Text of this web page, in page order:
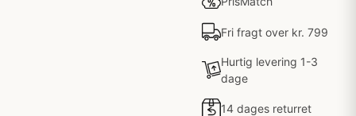
Fri fragt over kr. 799
Hurtig levering 1-3
dage
14 dages returret